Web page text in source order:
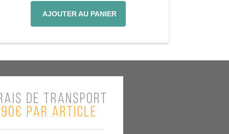
AJOUTER AU PANIER